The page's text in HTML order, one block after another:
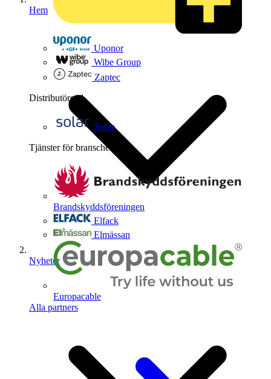
Uponor
Wibe Group
Zaptec
Distributörer 1
Solar
Tjänster för branschen
Brandskyddsföreningen
Elfack
Elmässan
Europacable
Alla partners
Hem
Nyheter